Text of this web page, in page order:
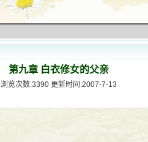
第九章 白衣修女的父亲
浏览次数:3390 更新时间:2007-7-13